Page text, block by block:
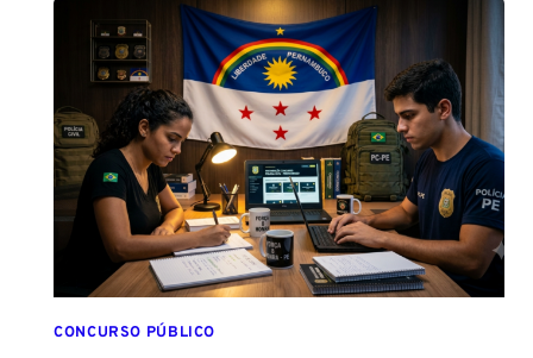
DE
PIMENTA
PARA
MULHERES
CONCURSO PÚBLICO